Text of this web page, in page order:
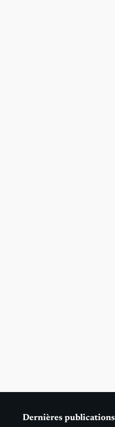
Dernières publications